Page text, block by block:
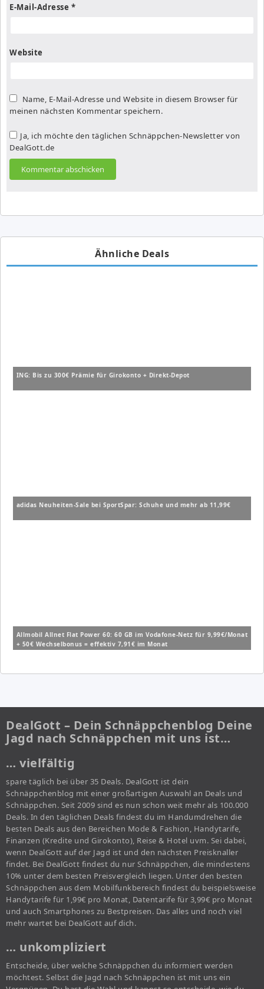
E-Mail-Adresse *
Website
Name, E-Mail-Adresse und Website in diesem Browser für
meinen nächsten Kommentar speichern.
Ja, ich möchte den täglichen Schnäppchen-Newsletter von
DealGott.de
Ähnliche Deals
ING: Bis zu 300€ Prämie für Girokonto + Direkt-Depot
adidas Neuheiten-Sale bei SportSpar: Schuhe und mehr ab 11,99€
Allmobil Allnet Flat Power 60: 60 GB im Vodafone-Netz für 9,99€/Monat
+ 50€ Wechselbonus = effektiv 7,91€ im Monat
DealGott – Dein Schnäppchenblog Deine
Jagd nach Schnäppchen mit uns ist…
… vielfältig
spare täglich bei über 35 Deals. DealGott ist dein
Schnäppchenblog mit einer großartigen Auswahl an Deals und
Schnäppchen. Seit 2009 sind es nun schon weit mehr als 100.000
Deals. In den täglichen Deals findest du im Handumdrehen die
besten Deals aus den Bereichen Mode & Fashion, Handytarife,
Finanzen (Kredite und Girokonto), Reise & Hotel uvm. Sei dabei,
wenn DealGott auf der Jagd ist und den nächsten Preisknaller
findet. Bei DealGott findest du nur Schnäppchen, die mindestens
10% unter dem besten Preisvergleich liegen. Unter den besten
Schnäppchen aus dem Mobilfunkbereich findest du beispielsweise
Handytarife für 1,99€ pro Monat, Datentarife für 3,99€ pro Monat
und auch Smartphones zu Bestpreisen. Das alles und noch viel
mehr wartet bei DealGott auf dich.
… unkompliziert
Entscheide, über welche Schnäppchen du informiert werden
möchtest. Selbst die Jagd nach Schnäppchen ist mit uns ein